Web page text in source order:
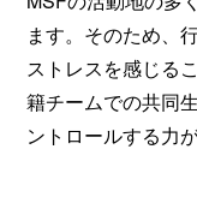
ます。そのため、
ストレスを感じる
籍チームでの共同
ントロールする力